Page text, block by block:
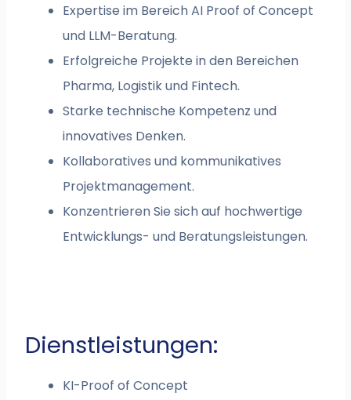
Expertise im Bereich AI Proof of Concept
und LLM-Beratung.
Erfolgreiche Projekte in den Bereichen
Pharma, Logistik und Fintech.
Starke technische Kompetenz und
innovatives Denken.
Kollaboratives und kommunikatives
Projektmanagement.
Konzentrieren Sie sich auf hochwertige
Entwicklungs- und Beratungsleistungen.
Dienstleistungen:
KI-Proof of Concept